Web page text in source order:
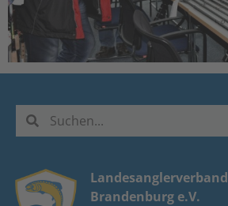
Landesanglerverband
Brandenburg e.V.